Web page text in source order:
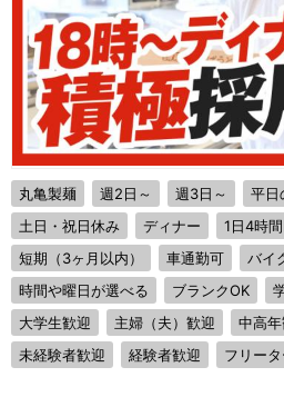
丸亀製麺 週2日～ 週3日～ 平日
土日・祝日休み
ディナー 1日4時
短期（3ヶ月以内）
車通勤可
バイ
時間や曜日が選べる
ブランクOK
大学生歓迎
主婦（夫）歓迎 中高
未経験者歓迎
経験者歓迎 フリー